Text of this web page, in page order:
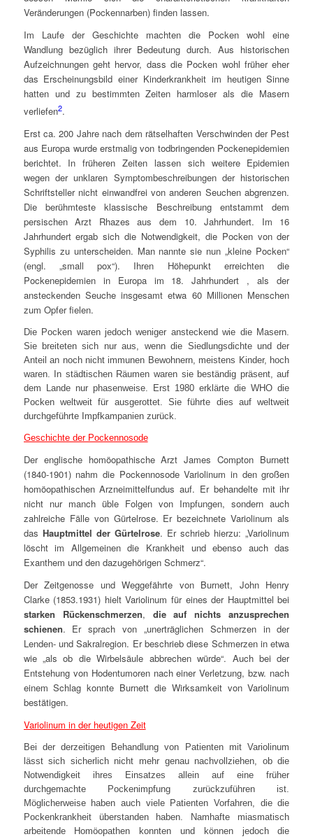
Veränderungen (Pockennarben) finden lassen.
Im Laufe der Geschichte machten die Pocken wohl eine
Wandlung bezüglich ihrer Bedeutung durch. Aus historischen
Aufzeichnungen geht hervor, dass die Pocken wohl früher eher
das Erscheinungsbild einer Kinderkrankheit im heutigen Sinne
hatten und zu bestimmten Zeiten harmloser als die Masern
verliefen2.
Erst ca. 200 Jahre nach dem rätselhaften Verschwinden der Pest
aus Europa wurde erstmalig von todbringenden Pockenepidemien
berichtet. In früheren Zeiten lassen sich weitere Epidemien
wegen der unklaren Symptombeschreibungen der historischen
Schriftsteller nicht einwandfrei von anderen Seuchen abgrenzen.
Die berühmteste klassische Beschreibung entstammt dem
persischen Arzt Rhazes aus dem 10. Jahrhundert. Im 16
Jahrhundert ergab sich die Notwendigkeit, die Pocken von der
Syphilis zu unterscheiden. Man nannte sie nun „kleine Pocken“
(engl. „small pox“). Ihren Höhepunkt erreichten die
Pockenepidemien in Europa im 18. Jahrhundert , als der
ansteckenden Seuche insgesamt etwa 60 Millionen Menschen
zum Opfer fielen.
Die Pocken waren jedoch weniger ansteckend wie die Masern.
Sie breiteten sich nur aus, wenn die Siedlungsdichte und der
Anteil an noch nicht immunen Bewohnern, meistens Kinder, hoch
waren. In städtischen Räumen waren sie beständig präsent, auf
dem Lande nur phasenweise. Erst 1980 erklärte die WHO die
Pocken weltweit für ausgerottet. Sie führte dies auf weltweit
durchgeführte Impfkampanien zurück.
Geschichte der Pockennosode
Der englische homöopathische Arzt James Compton Burnett
(1840-1901) nahm die Pockennosode Variolinum in den großen
homöopathischen Arzneimittelfundus auf. Er behandelte mit ihr
nicht nur manch üble Folgen von Impfungen, sondern auch
zahlreiche Fälle von Gürtelrose. Er bezeichnete Variolinum als
das Hauptmittel der Gürtelrose. Er schrieb hierzu: „Variolinum
löscht im Allgemeinen die Krankheit und ebenso auch das
Exanthem und den dazugehörigen Schmerz“.
Der Zeitgenosse und Weggefährte von Burnett, John Henry
Clarke (1853.1931) hielt Variolinum für eines der Hauptmittel bei
starken Rückenschmerzen, die auf nichts anzusprechen
schienen. Er sprach von „unerträglichen Schmerzen in der
Lenden- und Sakralregion. Er beschrieb diese Schmerzen in etwa
wie „als ob die Wirbelsäule abbrechen würde“. Auch bei der
Entstehung von Hodentumoren nach einer Verletzung, bzw. nach
einem Schlag konnte Burnett die Wirksamkeit von Variolinum
bestätigen.
Variolinum in der heutigen Zeit
Bei der derzeitigen Behandlung von Patienten mit Variolinum
lässt sich sicherlich nicht mehr genau nachvollziehen, ob die
Notwendigkeit ihres Einsatzes allein auf eine früher
durchgemachte Pockenimpfung zurückzuführen ist.
Möglicherweise haben auch viele Patienten Vorfahren, die die
Pockenkrankheit überstanden haben. Namhafte miasmatisch
arbeitende Homöopathen konnten und können jedoch die